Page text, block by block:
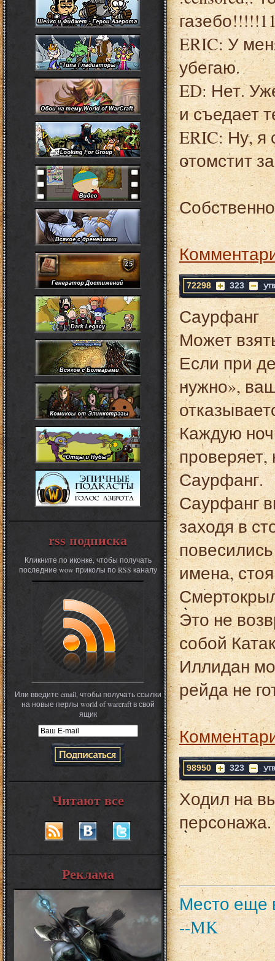
ERIC: У
убегаю.
ED: Нет.
и съедает
ERIC: Ну, я
отомстит
72298 323
Саурфанг
Может
Если при
нужно»,
Каждую
проверяет,
Саурфанг.
Саурфанг
заходя в
имена,
Это не
собой
Иллидан
рейда не
98950 323
Ходил на
Место еще
--MK
rss подписка
Кликните по иконке, чтобы получать
последние wow приколы по RSS каналу
Или введите email, чтобы получать ссылки
на новые перлы world of warcraft в свой
ящик
Читают все
Реклама